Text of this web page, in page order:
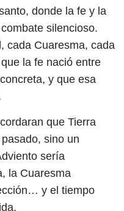
donde la fe y la
silencioso.
cada Cuaresma, cada
la fe nació entre
y que esa
que Tierra
sino un
sería
la Cuaresma
y el tiempo